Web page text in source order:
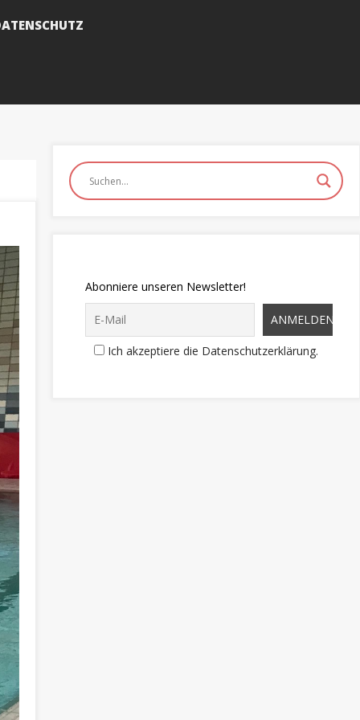
Abonniere unseren Newsletter!
Ich akzeptiere die Datenschutzerklärung.